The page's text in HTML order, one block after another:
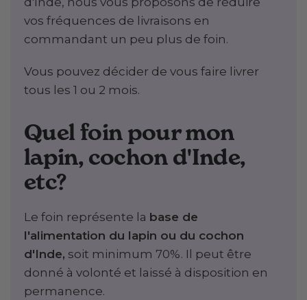
vos fréquences de livraisons en
commandant un peu plus de foin.
Vous pouvez décider de vous faire livrer
tous les 1 ou 2 mois.
Quel foin pour mon
lapin, cochon d'Inde,
etc?
Le foin représente la base de
l'alimentation du lapin ou du cochon
d'Inde, soit minimum 70%. Il peut être
donné à volonté et laissé à disposition en
permanence.